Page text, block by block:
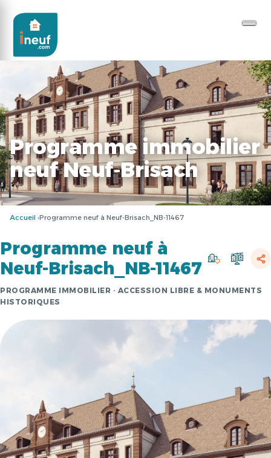
Programme immobilier
neuf Neuf-Brisach
Accueil Programme neuf à Neuf-Brisach_NB-11467
Programme neuf à
Neuf-Brisach_NB-11467
PROGRAMME IMMOBILIER · ACCESSION LIBRE & MONUMENTS
HISTORIQUES